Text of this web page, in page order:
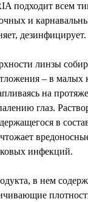
подходит всем
и
дезинфицирует.
линзы
– в малых
на
глаз.
в
инфекций.
в нем